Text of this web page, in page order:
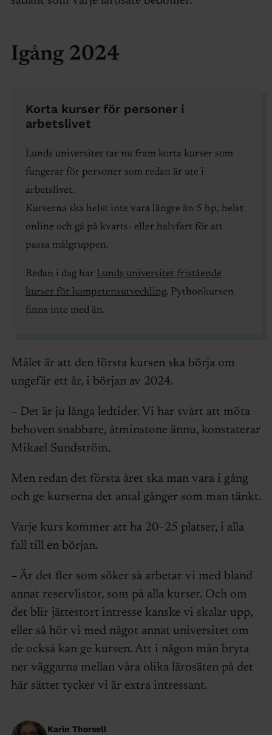
Igång 2024
Korta kurser för personer i
arbetslivet
Lunds universitet tar nu fram korta kurser som
fungerar för personer som redan är ute i
arbetslivet.
Kurserna ska helst inte vara längre än 5 hp, helst
online och gå på kvarts- eller halvfart för att
passa målgruppen.
Redan i dag har Lunds universitet fristående
kurser för kompetensutveckling. Pythonkursen
finns inte med än.
Målet är att den första kursen ska börja om
ungefär ett år, i början av 2024.
– Det är ju långa ledtider. Vi har svårt att möta
behoven snabbare, åtminstone ännu, konstaterar
Mikael Sundström.
Men redan det första året ska man vara i gång
och ge kurserna det antal gånger som man tänkt.
Varje kurs kommer att ha 20–25 platser, i alla
fall till en början.
– Är det fler som söker så arbetar vi med bland
annat reservlistor, som på alla kurser. Och om
det blir jättestort intresse kanske vi skalar upp,
eller så hör vi med något annat universitet om
de också kan ge kursen. Att i någon mån bryta
ner väggarna mellan våra olika lärosäten på det
här sättet tycker vi är extra intressant.
Karin Thorsell